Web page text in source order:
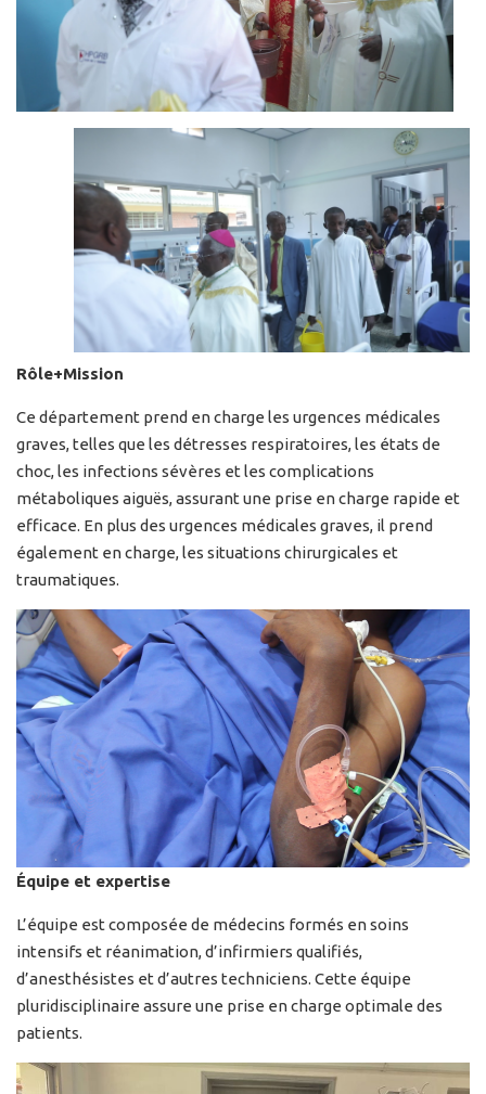
Rôle+Mission
Ce département prend en charge les urgences médicales
graves, telles que les détresses respiratoires, les états de
choc, les infections sévères et les complications
métaboliques aiguës, assurant une prise en charge rapide et
efficace. En plus des urgences médicales graves, il prend
également en charge, les situations chirurgicales et
traumatiques.
Équipe et expertise
L’équipe est composée de médecins formés en soins
intensifs et réanimation, d’infirmiers qualifiés,
d’anesthésistes et d’autres techniciens. Cette équipe
pluridisciplinaire assure une prise en charge optimale des
patients.